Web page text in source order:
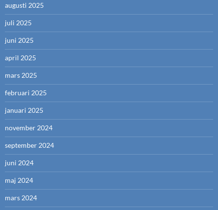
augusti 2025
juli 2025
juni 2025
april 2025
mars 2025
februari 2025
januari 2025
november 2024
september 2024
juni 2024
maj 2024
mars 2024